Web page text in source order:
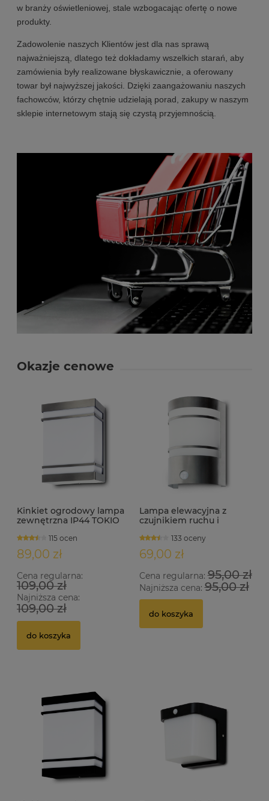
w branży oświetleniowej, stale wzbogacając ofertę o nowe
produkty.
Zadowolenie naszych Klientów jest dla nas sprawą
najważniejszą, dlatego też dokładamy wszelkich starań, aby
zamówienia były realizowane błyskawicznie, a oferowany
towar był najwyższej jakości. Dzięki zaangażowaniu naszych
fachowców, którzy chętnie udzielają porad, zakupy w naszym
sklepie internetowym stają się czystą przyjemnością.
Okazje cenowe
Kinkiet ogrodowy lampa
zewnętrzna IP44 TOKIO
115 ocen
89,00 zł
Cena regularna:
109,00 zł
Najniższa cena:
109,00 zł
do koszyka
Lampa elewacyjna z
czujnikiem ruchu i
nierdzewna IP44 MEGAN
S
133 oceny
69,00 zł
Cena regularna:95,00 zł
Najniższa cena:95,00 zł
do koszyka